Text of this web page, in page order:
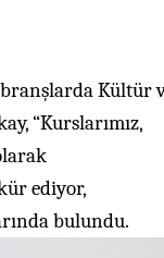
Kültür
“Kurslarımız,
ediyor,
bulundu.